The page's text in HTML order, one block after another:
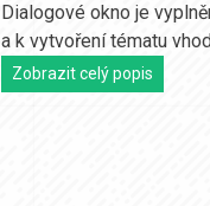
Dialogové okno je
a k vytvoření tématu
Zobrazit celý popis